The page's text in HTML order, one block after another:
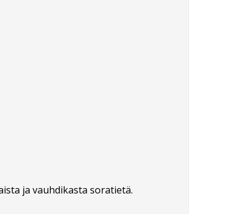
ja vauhdikasta soratietä.